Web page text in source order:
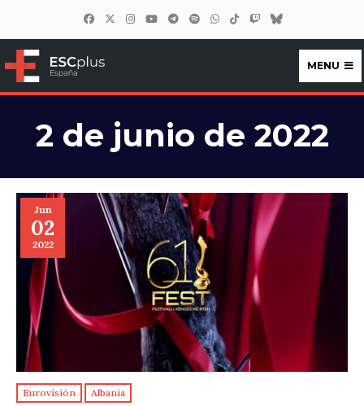
ESCplus España
MENU
2 de junio de 2022
Jun
02
2022
Eurovisión Albania